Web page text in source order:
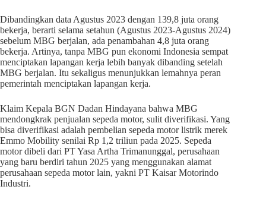
Dibandingkan data Agustus 2023 dengan 139,8 juta orang
bekerja, berarti selama setahun (Agustus 2023-Agustus 2024)
sebelum MBG berjalan, ada penambahan 4,8 juta orang
bekerja. Artinya, tanpa MBG pun ekonomi Indonesia sempat
menciptakan lapangan kerja lebih banyak dibanding setelah
MBG berjalan. Itu sekaligus menunjukkan lemahnya peran
pemerintah menciptakan lapangan kerja.
Klaim Kepala BGN Dadan Hindayana bahwa MBG
mendongkrak penjualan sepeda motor, sulit diverifikasi. Yang
bisa diverifikasi adalah pembelian sepeda motor listrik merek
Emmo Mobility senilai Rp 1,2 triliun pada 2025. Sepeda
motor dibeli dari PT Yasa Artha Trimanunggal, perusahaan
yang baru berdiri tahun 2025 yang menggunakan alamat
perusahaan sepeda motor lain, yakni PT Kaisar Motorindo
Industri.